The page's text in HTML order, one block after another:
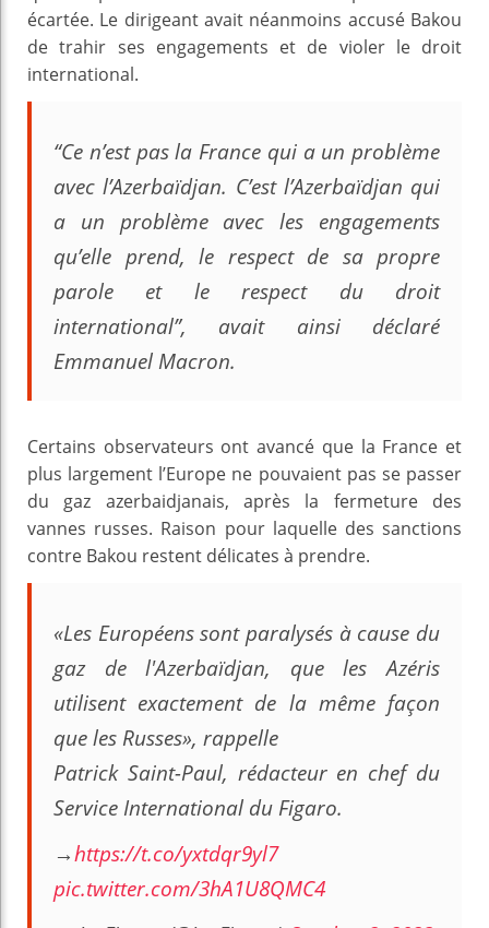
écartée. Le dirigeant avait néanmoins accusé Bakou
de trahir ses engagements et de violer le droit
international.
“Ce n’est pas la France qui a un problème
avec l’Azerbaïdjan. C’est l’Azerbaïdjan qui
a un problème avec les engagements
qu’elle prend, le respect de sa propre
parole et le respect du droit
international”, avait ainsi déclaré
Emmanuel Macron.
Certains observateurs ont avancé que la France et
plus largement l’Europe ne pouvaient pas se passer
du gaz azerbaidjanais, après la fermeture des
vannes russes. Raison pour laquelle des sanctions
contre Bakou restent délicates à prendre.
«Les Européens sont paralysés à cause du
gaz de l'Azerbaïdjan, que les Azéris
utilisent exactement de la même façon
que les Russes», rappelle
Patrick Saint-Paul, rédacteur en chef du
Service International du Figaro.
→https://t.co/yxtdqr9yl7
pic.twitter.com/3hA1U8QMC4